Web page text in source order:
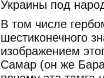
Украины под
В том числе
шестиконечного
изображением
Самар (он же